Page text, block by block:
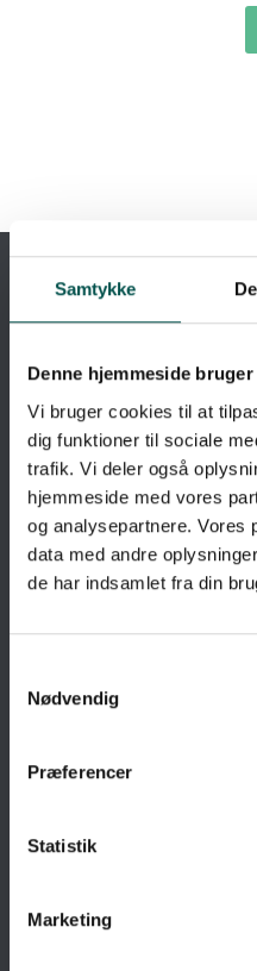
Samtykke
Denne hjemmeside
Vi bruger cookies til at
dig funktioner til sociale
trafik. Vi deler også
hjemmeside med vores
og analysepartnere. Vores
data med andre
de har indsamlet fra din
Nødvendig
Præferencer
Statistik
Marketing
ET PARTNERSKAB